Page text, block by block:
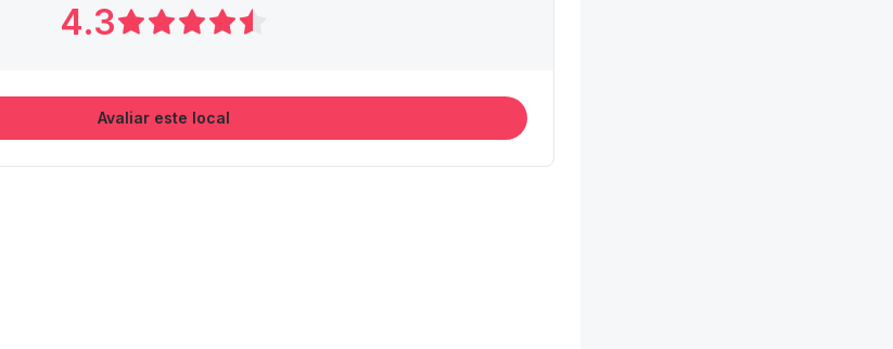
4.3
Avaliar este local